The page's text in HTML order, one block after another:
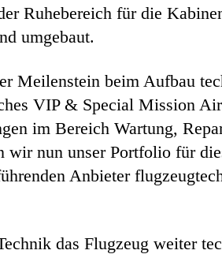
Ruhebereich für die
umgebaut.
Meilenstein beim Aufbau
VIP & Special Mission
im Bereich Wartung,
nun unser Portfolio für
Anbieter
das Flugzeug weiter